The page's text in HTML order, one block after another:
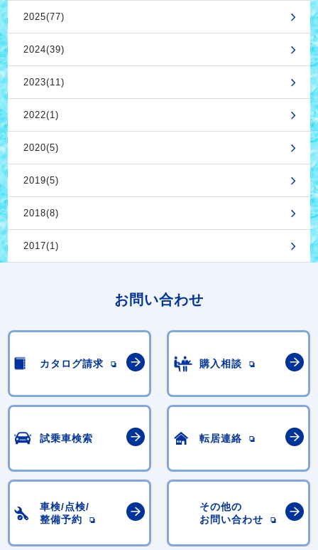
2025(77)
2024(39)
2023(11)
2022(1)
2020(5)
2019(5)
2018(8)
2017(1)
お問い合わせ
カタログ請求 購入相談
試乗車検索 転居連絡
車検/点検/
整備予約
その他の
お問い合わせ